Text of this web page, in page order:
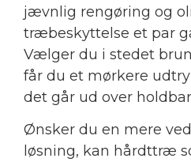
jævnlig rengøring og
træbeskyttelse et par
Vælger du i stedet
får du et mørkere
det går ud over
Ønsker du en mere
løsning, kan hårdttræ